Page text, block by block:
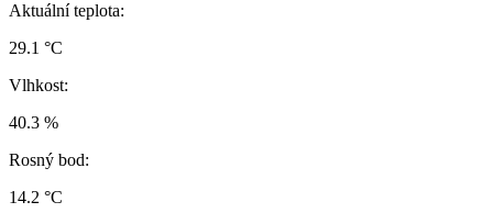
Aktuální teplota:
29.1 °C
Vlhkost:
40.3 %
Rosný bod:
14.2 °C